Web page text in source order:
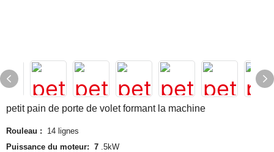
petit pain de porte de volet formant la machine
Rouleau : 14 lignes
Puissance du moteur: 7 .5kW